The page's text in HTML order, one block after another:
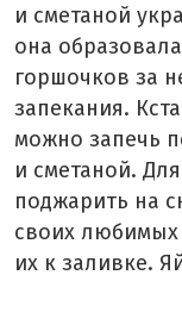
и сметаной
она
горшочков за
запекания.
можно запечь
и сметаной.
поджарить на
своих любимых
их к заливке.